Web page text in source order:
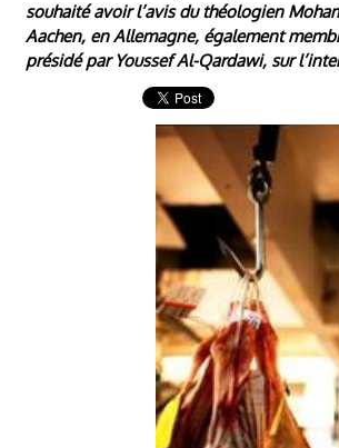
souhaité avoir l’avis du théologien
Aachen, en Allemagne, également
présidé par Youssef Al-Qardawi, sur